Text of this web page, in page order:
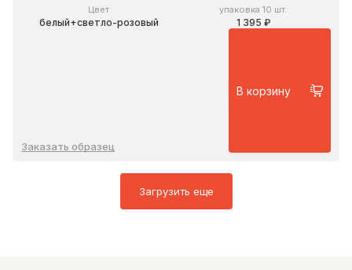
Цвет
белый+светло-розовый
упаковка 10 шт.
1 395 ₽
Заказать образец
В корзину
Загрузить еще